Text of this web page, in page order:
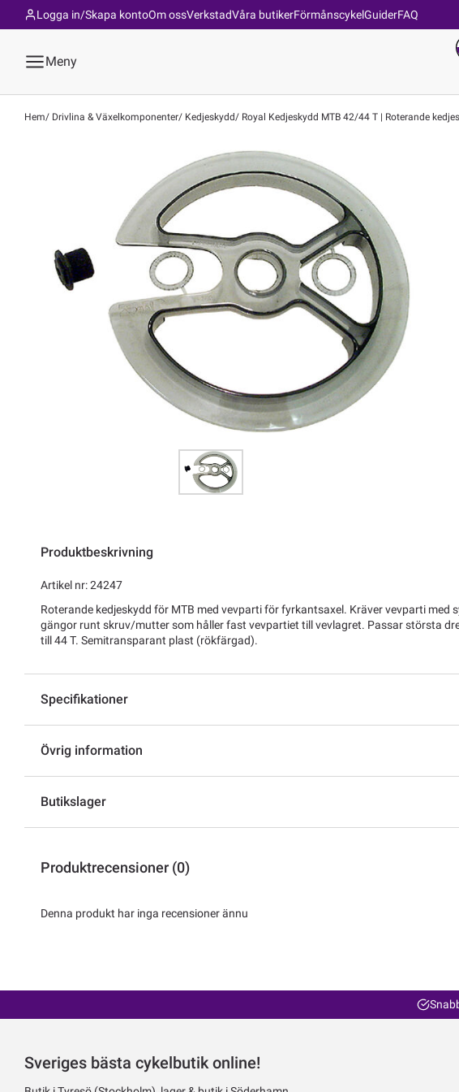
Om ossVerkstadVåra butikerFörmånscykelGuiderFAQ
Logga in/Skapa konto
Meny
Hem Drivlina & Växelkomponenter Kedjeskydd Royal Kedjeskydd MTB 42/44 T | Roterande
Produktbeskrivning
Artikel nr: 24247
Roterande kedjeskydd för MTB med vevparti för fyrkantsaxel. Kräver vevparti med
gängor runt skruv/mutter som håller fast vevpartiet till vevlagret. Passar största
till 44 T. Semitransparant plast (rökfärgad).
Specifikationer
Övrig information
Butikslager
Produktrecensioner (0)
Denna produkt har inga recensioner ännu
Sveriges bästa cykelbutik online!